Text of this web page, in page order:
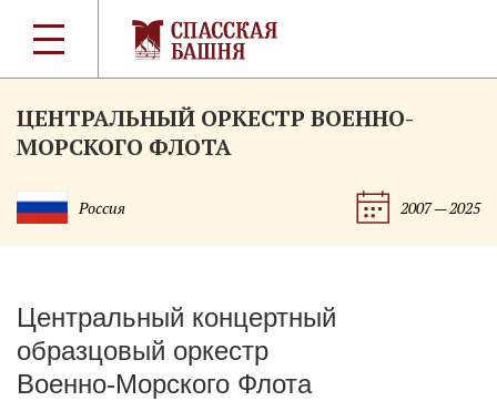
ЦЕНТРАЛЬНЫЙ ОРКЕСТР ВОЕННО-
МОРСКОГО ФЛОТА
Россия 2007 — 2025
Центральный концертный
образцовый оркестр
Военно-Морского Флота